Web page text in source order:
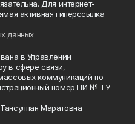
Для интернет-
активная гиперссылка
данных
в Управлении
в сфере связи,
коммуникаций по
номер ПИ № ТУ
Маратовна